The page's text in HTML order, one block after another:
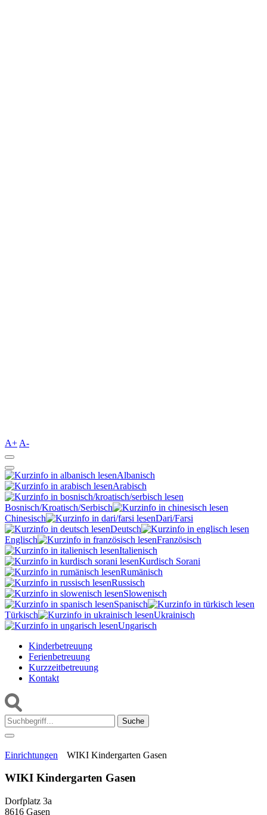
A+ A-
Albanisch
Arabisch
Bosnisch/Kroatisch/Serbisch
Chinesisch
Dari/Farsi
Deutsch
Englisch
Französisch
Italienisch
Kurdisch Sorani‎
Rumänisch
Russisch
Slowenisch
Spanisch
Türkisch
Ukrainisch
Ungarisch
Kinderbetreuung
Ferienbetreuung
Kurzzeitbetreuung
Kontakt
Suche:
Einrichtungen WIKI Kindergarten Gasen
WIKI Kindergarten Gasen
Dorfplatz 3a
8616 Gasen